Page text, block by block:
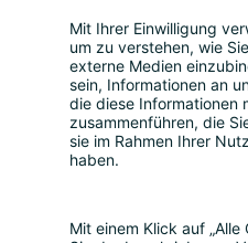
Teilnahme
Themen
Über uns
Rückblick